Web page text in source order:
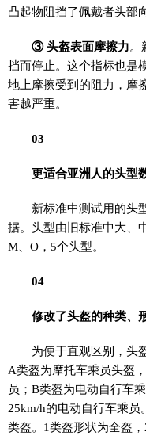
凸起物阻挡了佩戴者头部
③ 头盔表面摩擦力。
挡而停止。这个指标也是
地上摩擦受到的阻力，摩
害越严重。
03
更适合亚洲人的头型
新标准中测试用的头
据。头型由旧标准中大、
M、O，5个头型。
04
修改了头盔的种类、
为便于直观区别，头
A类盔为摩托车乘员头盔
员；B类盔为电动自行车
25km/h的电动自行车乘
类盔。1类盔形状为全盔